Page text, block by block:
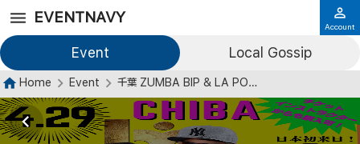
EVENTNAVY
Event Local Gossip
Account
Home Event 千葉 ZUMBA BIP & LA POLA JP TOUR